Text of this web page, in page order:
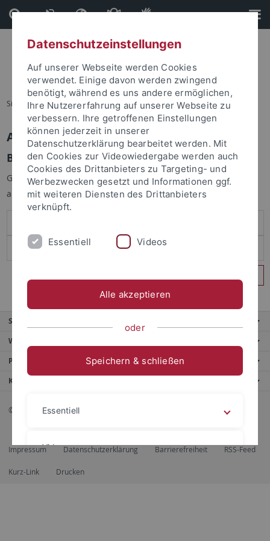
Direkt
zum
Inhalt
Direkt
zur
Fußleiste
Sie sind hier: Startseite
Anmelden
Benutzeranmeldung
Geben Sie Ihren Benutzernamen und Ihr Passwort an um sich
anzumelden:
Service
Weitere Angebote
Portale
Kontaktinfo
© 2026 Eberhard Karls Universität Tübingen, Tübingen
Impressum Datenschutzerklärung Barrierefreiheit RSS-Feed
Kurz-Link Drucken
Datenschutzeinstellungen
Auf unserer Webseite werden Cookies
verwendet. Einige davon werden zwingend
benötigt, während es uns andere ermöglichen,
Ihre Nutzererfahrung auf unserer Webseite zu
verbessern. Ihre getroffenen Einstellungen
können jederzeit in unserer
Datenschutzerklärung bearbeitet werden. Mit
den Cookies zur Videowiedergabe werden auch
Cookies des Drittanbieters zu Targeting- und
Werbezwecken gesetzt und Informationen ggf.
mit weiteren Diensten des Drittanbieters
verknüpft.
Essentiell Videos
Alle akzeptieren
oder
Speichern & schließen
Essentiell
Videos